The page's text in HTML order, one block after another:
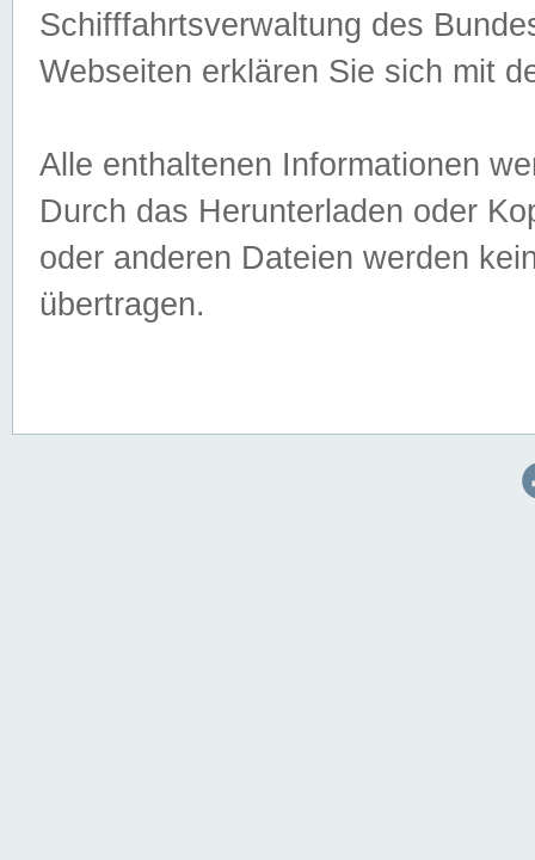
Schifffahrtsverwaltung des
Webseiten erklären Sie sich mit
Alle enthaltenen Informationen
Durch das Herunterladen oder
oder anderen Dateien werden
übertragen.